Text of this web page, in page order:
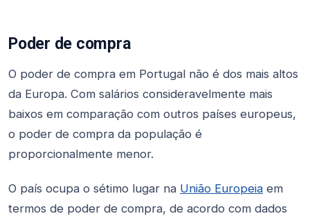
Poder de compra
O poder de compra em Portugal não é dos mais altos
da Europa. Com salários consideravelmente mais
baixos em comparação com outros países europeus,
o poder de compra da população é
proporcionalmente menor.
O país ocupa o sétimo lugar na União Europeia em
termos de poder de compra, de acordo com dados